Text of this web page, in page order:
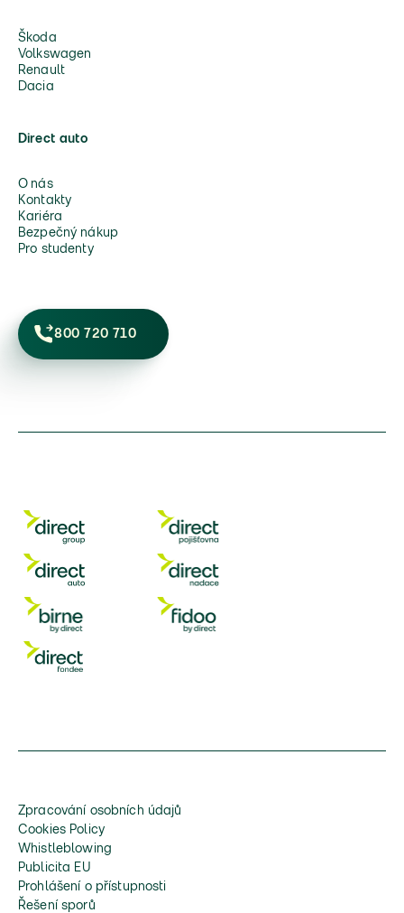
Škoda
Volkswagen
Renault
Dacia
Direct auto
O nás
Kontakty
Kariéra
Bezpečný nákup
Pro studenty
800 720 710
Zpracování osobních údajů
Cookies Policy
Whistleblowing
Publicita EU
Prohlášení o přístupnosti
Řešení sporů